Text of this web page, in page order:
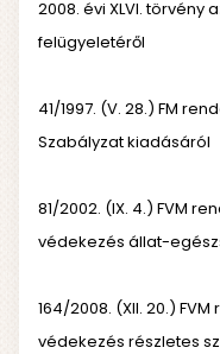
2008. évi XLVI.
felügyeletéről
41/1997. (V. 28.) FM
Szabályzat kiadásáról
81/2002. (IX. 4.) FVM
védekezés állat-
164/2008. (XII. 20.)
védekezés részletes